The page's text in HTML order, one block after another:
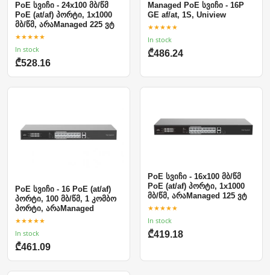
PoE სვიჩი - 24x100 მბ/წმ
PoE (at/af) პორტი, 1x1000
მბ/წმ, არაManaged 225 ვტ
★★★★★
In stock
₾528.16
Managed PoE სვიჩი - 16P
GE af/at, 1S, Uniview
★★★★★
In stock
₾486.24
PoE სვიჩი - 16 PoE (at/af)
პორტი, 100 მბ/წმ, 1 კომბო
პორტი, არაManaged
★★★★★
In stock
₾461.09
PoE სვიჩი - 16x100 მბ/წმ
PoE (at/af) პორტი, 1x1000
მბ/წმ, არაManaged 125 ვტ
★★★★★
In stock
₾419.18